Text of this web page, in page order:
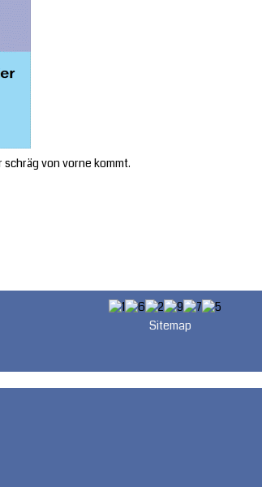
von vorne kommt.
Sitemap